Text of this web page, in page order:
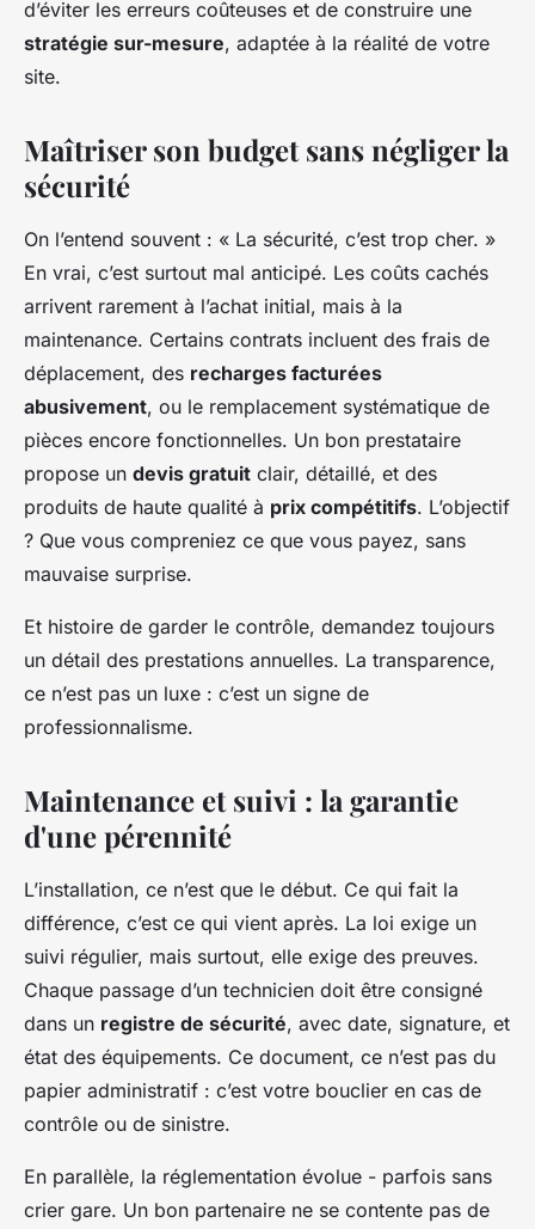
d’éviter les erreurs coûteuses et de construire une
stratégie sur-mesure, adaptée à la réalité de votre
site.
Maîtriser son budget sans négliger la
sécurité
On l’entend souvent : « La sécurité, c’est trop cher. »
En vrai, c’est surtout mal anticipé. Les coûts cachés
arrivent rarement à l’achat initial, mais à la
maintenance. Certains contrats incluent des frais de
déplacement, des recharges facturées
abusivement, ou le remplacement systématique de
pièces encore fonctionnelles. Un bon prestataire
propose un devis gratuit clair, détaillé, et des
produits de haute qualité à prix compétitifs. L’objectif
? Que vous compreniez ce que vous payez, sans
mauvaise surprise.
Et histoire de garder le contrôle, demandez toujours
un détail des prestations annuelles. La transparence,
ce n’est pas un luxe : c’est un signe de
professionnalisme.
Maintenance et suivi : la garantie
d'une pérennité
L’installation, ce n’est que le début. Ce qui fait la
différence, c’est ce qui vient après. La loi exige un
suivi régulier, mais surtout, elle exige des preuves.
Chaque passage d’un technicien doit être consigné
dans un registre de sécurité, avec date, signature, et
état des équipements. Ce document, ce n’est pas du
papier administratif : c’est votre bouclier en cas de
contrôle ou de sinistre.
En parallèle, la réglementation évolue - parfois sans
crier gare. Un bon partenaire ne se contente pas de